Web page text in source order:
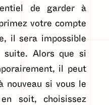
de garder à
votre compte
il sera impossible
Alors que si
il peut
nouveau si vous le
soit, choisissez